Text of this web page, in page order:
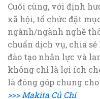
Cuối cùng, với định
xã hội, tổ chức đặt
ngành/ngành nghề
chuẩn dịch vụ, chia
đào tạo nhân lực và
không chỉ là lợi ích
là đóng góp chung
>>> Makita Củ Chi